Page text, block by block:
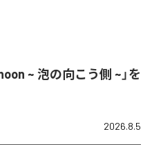
~ 泡の向こう側 ~」を
2026.8.5